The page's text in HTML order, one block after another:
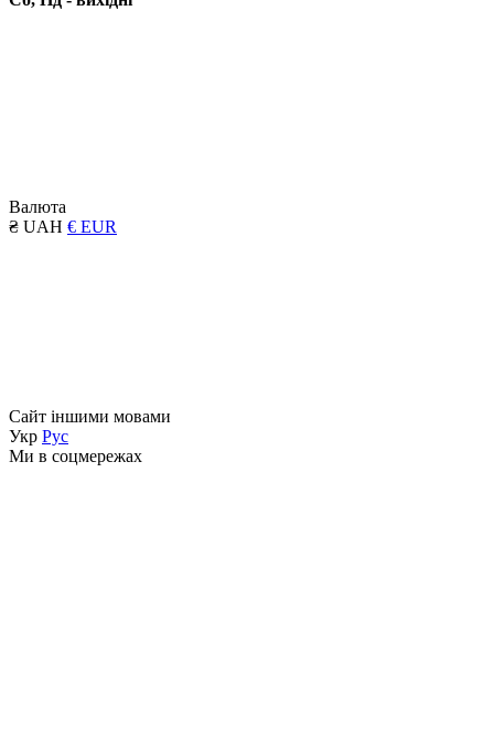
Валюта
₴ UAH € EUR
Сайт іншими мовами
Укр Рус
Ми в соцмережах